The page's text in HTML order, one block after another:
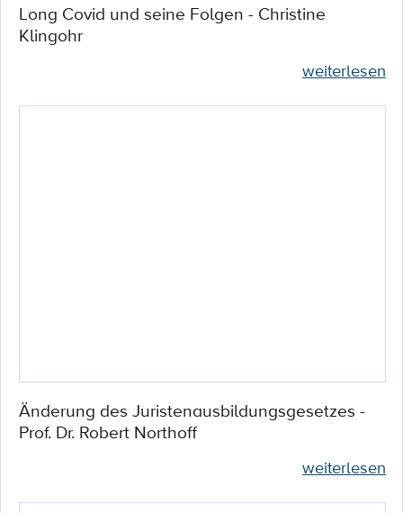
Long Covid und seine Folgen - Christine
Klingohr
weiterlesen
Änderung des Juristenausbildungsgesetzes -
Prof. Dr. Robert Northoff
weiterlesen